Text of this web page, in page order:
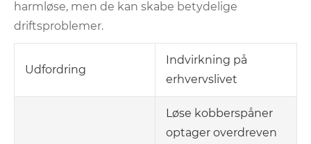
harmløse, men de kan skabe betydelige
driftsproblemer.
Udfordring
Indvirkning på
erhvervslivet
Løse kobberspåner
optager overdreven